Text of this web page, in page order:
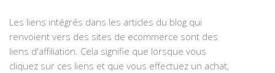
Les liens intégrés dans les articles du blog qui
renvoient vers des sites de ecommerce sont des
liens d'affiliation. Cela signifie que lorsque vous
cliquez sur ces liens et que vous effectuez un achat,